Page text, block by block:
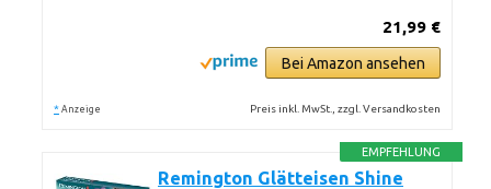
21,99 €
Bei Amazon ansehen
* Anzeige Preis inkl. MwSt., zzgl. Versandkosten
EMPFEHLUNG
Remington Glätteisen Shine